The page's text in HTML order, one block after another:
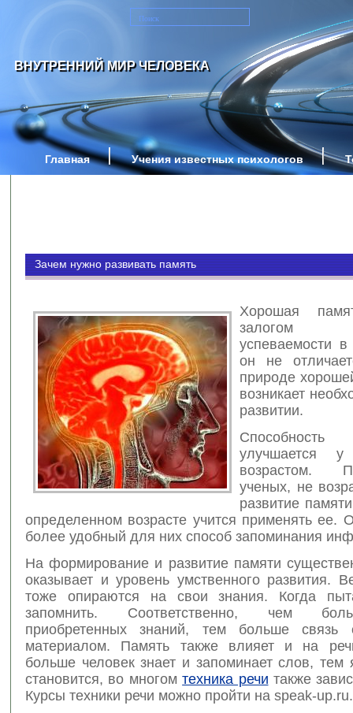
ВНУТРЕННИЙ МИР ЧЕЛОВЕКА
Главная Учения известных психологов
Зачем нужно развивать память
Хорошая
залогом
успеваемости
он не
природе
возникает
развитии.
Способность
улучшается
возрастом.
ученых, не
развитие
определенном возрасте учится применять ее.
более удобный для них способ запоминания
На формирование и развитие памяти
оказывает и уровень умственного развития.
тоже опираются на свои знания. Когда
запомнить. Соответственно, чем
приобретенных знаний, тем больше связь
материалом. Память также влияет и на
больше человек знает и запоминает слов, тем
становится, во многомтехника речи также
Курсы техники речи можно пройти на speak-up.ru.